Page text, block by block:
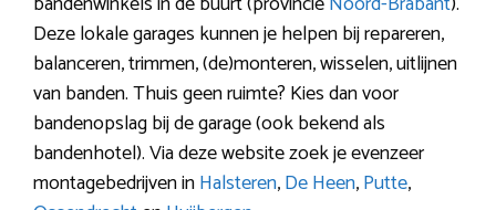
Deze lokale garages kunnen je helpen bij repareren,
balanceren, trimmen, (de)monteren, wisselen, uitlijnen
van banden. Thuis geen ruimte? Kies dan voor
bandenopslag bij de garage (ook bekend als
bandenhotel). Via deze website zoek je evenzeer
montagebedrijven inHalsteren,De Heen,Putte,